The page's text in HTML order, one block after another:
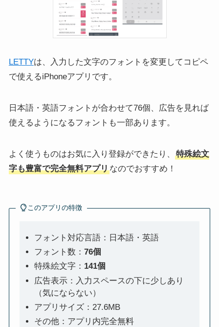
X(Twitter)が見たくないポス
トばかり。非表示対策とな
法も
条件、ツイート公開範囲な
LETTYは、入力した文字のフォントを変更してコピペ
で使えるiPhoneアプリです。
日本語・英語フォントが合わせて76個、広告を見れば
使えるようになるフォントも一部あります。
よく使うものはお気に入り登録ができたり、
特殊絵文
字も豊富で完全無料アプリなのでおすすめ！
このアプリの特徴
フォント対応言語：日本語・英語
フォント数： 76個
特殊絵文字： 141個
広告表示：入力スペースの下に少しあり
（気にならない）
アプリサイズ：27.6MB
その他：アプリ内完全無料